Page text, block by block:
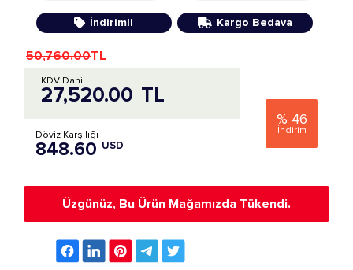
İndirimli Kargo Bedava
% 46
İndirim
50,760.00TL
27,520.00 TL
KDV Dahil
Döviz Karşılığı
848.60 USD
Üzgünüz, Bu Ürün Mağamızda Tükendi.